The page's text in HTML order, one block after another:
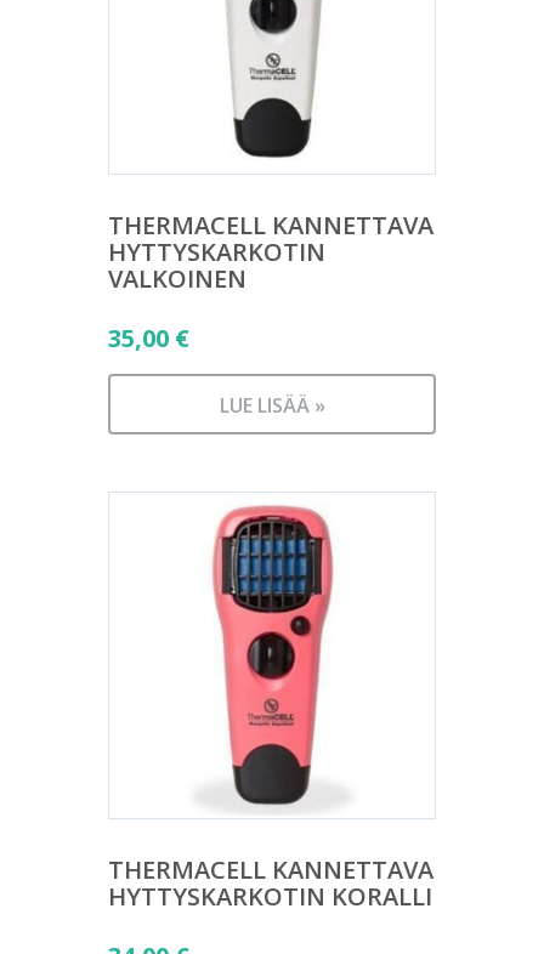
THERMACELL KANNETTAVA
HYTTYSKARKOTIN
VALKOINEN
35,00 €
LUE LISÄÄ »
THERMACELL KANNETTAVA
HYTTYSKARKOTIN KORALLI